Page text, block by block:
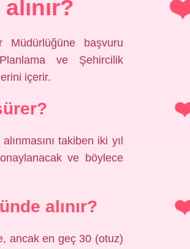
başvuru
ve Şehircilik
içerir.
takiben iki yıl
ve böylece
alınır?
ancak en geç 30 (otuz)